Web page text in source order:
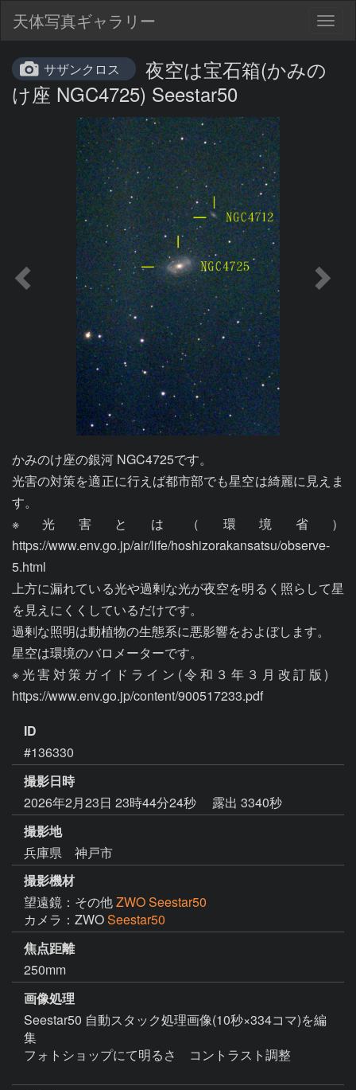
天体写真ギャラリー
サザンクロス
夜空は宝石箱(かみの
け座 NGC4725) Seestar50
かみのけ座の銀河 NGC4725です。
光害の対策を適正に行えば都市部でも星空は綺麗に見えま
す。
※光害とは（環境省）
https://www.env.go.jp/air/life/hoshizorakansatsu/observe-
5.html
上方に漏れている光や過剰な光が夜空を明るく照らして星
を見えにくくしているだけです。
過剰な照明は動植物の生態系に悪影響をおよぼします。
星空は環境のバロメーターです。
※光害対策ガイドライン(令和３年３月改訂版)
https://www.env.go.jp/content/900517233.pdf
ID
#136330
撮影日時
2026年2月23日 23時44分24秒
露出 3340秒
撮影地
兵庫県 神戸市
撮影機材
望遠鏡：その他ZWO Seestar50
カメラ：ZWOSeestar50
焦点距離
250mm
画像処理
Seestar50 自動スタック処理画像(10秒×334コマ)を編
集
フォトショップにて明るさ　コントラスト調整